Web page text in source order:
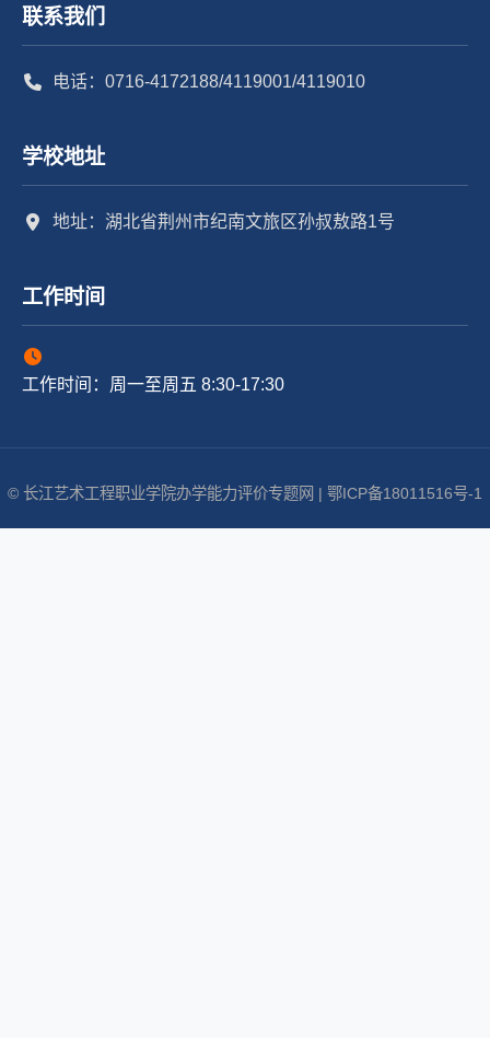
联系我们
电话：0716-4172188/4119001/4119010
学校地址
地址：湖北省荆州市纪南文旅区孙叔敖路1号
工作时间
工作时间：周一至周五 8:30-17:30
© 长江艺术工程职业学院办学能力评价专题网 | 鄂ICP备18011516号-1